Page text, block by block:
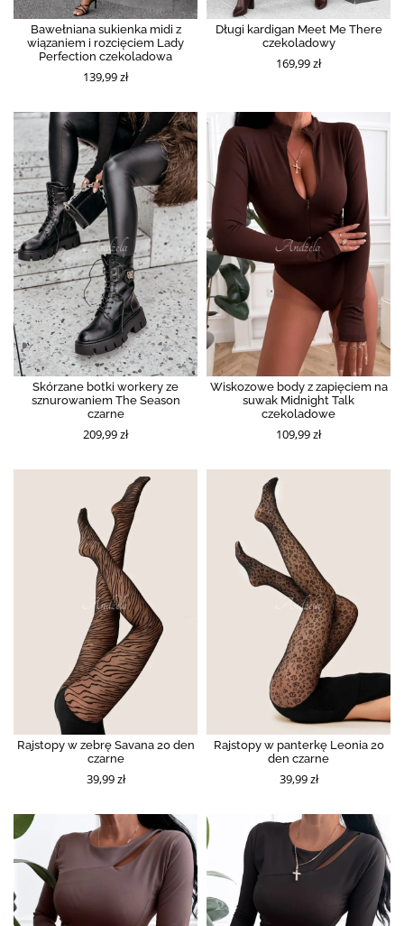
Bawełniana sukienka midi z
wiązaniem i rozcięciem Lady
Perfection czekoladowa
139,99 zł
Długi kardigan Meet Me There
czekoladowy
169,99 zł
Skórzane botki workery ze
sznurowaniem The Season
czarne
209,99 zł
Wiskozowe body z zapięciem na
suwak Midnight Talk
czekoladowe
109,99 zł
Rajstopy w zebrę Savana 20 den
czarne
39,99 zł
Rajstopy w panterkę Leonia 20
den czarne
39,99 zł